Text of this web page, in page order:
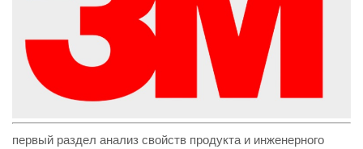
первый раздел анализ свойств продукта и инженерного